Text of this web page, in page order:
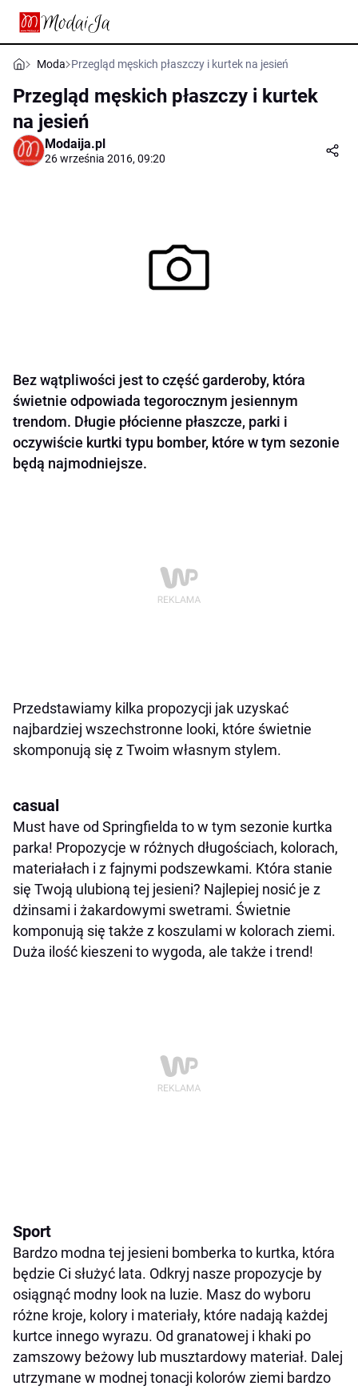
Moda Przegląd męskich płaszczy i kurtek na jesień
Przegląd męskich płaszczy i kurtek
na jesień
Modaija.pl
26 września 2016, 09:20
Bez wątpliwości jest to część garderoby, która
świetnie odpowiada tegorocznym jesiennym
trendom. Długie płócienne płaszcze, parki i
oczywiście kurtki typu bomber, które w tym sezonie
będą najmodniejsze.
Przedstawiamy kilka propozycji jak uzyskać
najbardziej wszechstronne looki, które świetnie
skomponują się z Twoim własnym stylem.
casual
Must have od Springfielda to w tym sezonie kurtka
parka! Propozycje w różnych długościach, kolorach,
materiałach i z fajnymi podszewkami. Która stanie
się Twoją ulubioną tej jesieni? Najlepiej nosić je z
dżinsami i żakardowymi swetrami. Świetnie
komponują się także z koszulami w kolorach ziemi.
Duża ilość kieszeni to wygoda, ale także i trend!
Sport
Bardzo modna tej jesieni bomberka to kurtka, która
będzie Ci służyć lata. Odkryj nasze propozycje by
osiągnąć modny look na luzie. Masz do wyboru
różne kroje, kolory i materiały, które nadają każdej
kurtce innego wyrazu. Od granatowej i khaki po
zamszowy beżowy lub musztardowy materiał. Dalej
utrzymane w modnej tonacji kolorów ziemi bardzo